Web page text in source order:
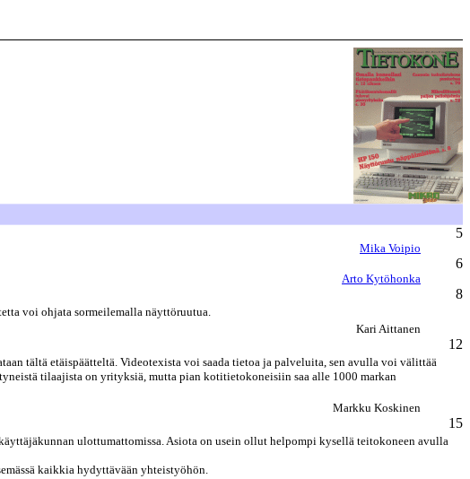
5
Mika Voipio
6
Arto Kytöhonka
8
voi ohjata sormeilemalla näyttöruutua.
Kari Aittanen
12
tältä etäispäätteltä. Videotexista voi saada tietoa ja palveluita, sen avulla voi välittää
tilaajista on yrityksiä, mutta pian kotitietokoneisiin saa alle 1000 markan
Markku Koskinen
15
ulottumattomissa. Asiota on usein ollut helpompi kysellä teitokoneen avulla
kaikkia hydyttävään yhteistyöhön.